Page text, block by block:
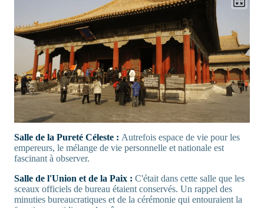
Salle de la Pureté Céleste : Autrefois espace de vie pour les
empereurs, le mélange de vie personnelle et nationale est
fascinant à observer.
Salle de l'Union et de la Paix : C'était dans cette salle que les
sceaux officiels de bureau étaient conservés. Un rappel des
minuties bureaucratiques et de la cérémonie qui entouraient la